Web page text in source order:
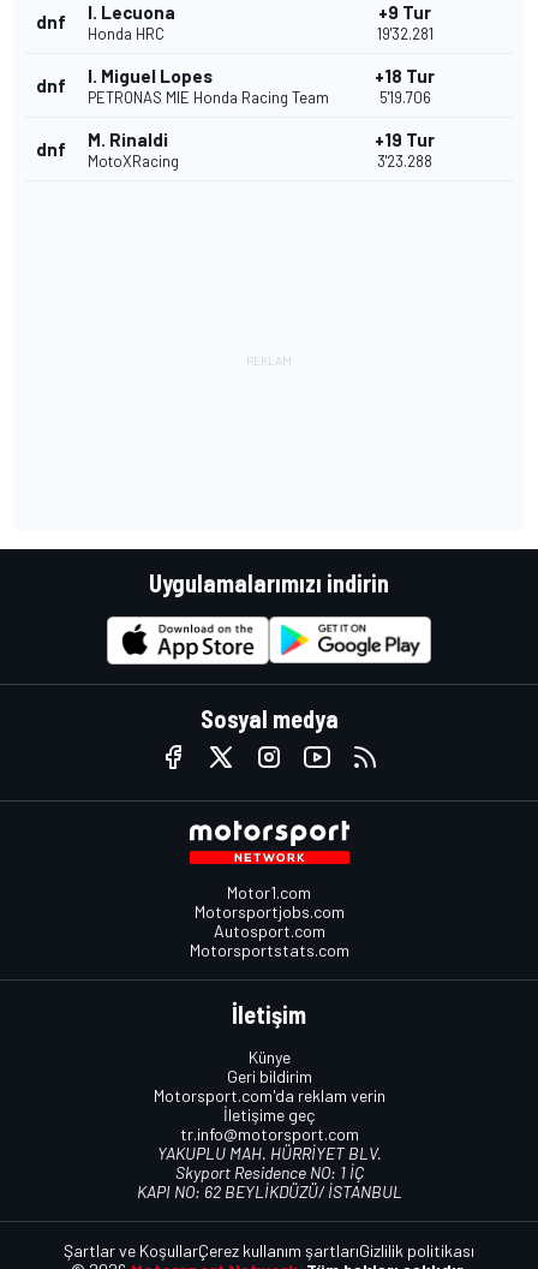
dnf I. Lecuona
Honda HRC
+9 Tur
19'32.281
dnf I. Miguel Lopes
PETRONAS MIE Honda Racing Team
+18 Tur
5'19.706
dnf M. Rinaldi
MotoXRacing
+19 Tur
3'23.288
Uygulamalarımızı indirin
Sosyal medya
Motor1.com
Motorsportjobs.com
Autosport.com
Motorsportstats.com
İletişim
Künye
Geri bildirim
Motorsport.com'da reklam verin
İletişime geç
tr.info@motorsport.com
YAKUPLU MAH. HÜRRİYET BLV.
Skyport Residence NO: 1 İÇ
KAPI NO: 62 BEYLİKDÜZÜ/ İSTANBUL
Şartlar ve KoşullarÇerez kullanım şartlarıGizlilik politikası